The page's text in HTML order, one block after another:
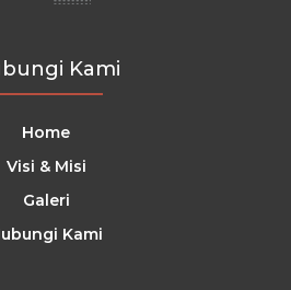
Kami
Home
Visi & Misi
Galeri
Kami